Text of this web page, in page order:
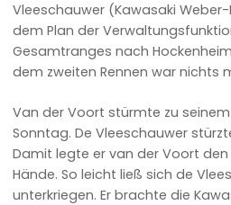
Vleeschauwer (Kawasaki
dem Plan der
Gesamtranges nach
dem zweiten Rennen war nichts
Van der Voort stürmte zu
Sonntag. De Vleeschauwer
Damit legte er van der Voort
Hände. So leicht ließ sich de
unterkriegen. Er brachte die